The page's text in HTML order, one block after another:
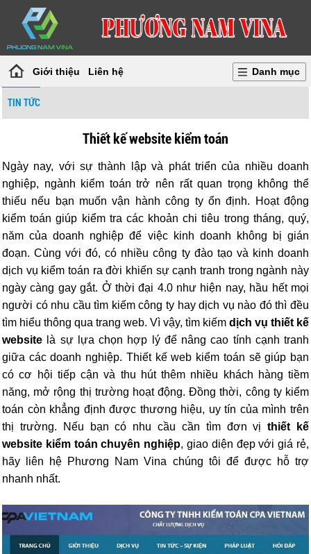
Giới thiệu Liên hệ Danh mục
TIN TỨC
Thiết kế website kiểm toán
Ngày nay, với sự thành lập và phát triển của nhiều doanh
nghiệp, ngành kiểm toán trở nên rất quan trọng không thể
thiếu nếu bạn muốn vận hành công ty ổn định. Hoạt động
kiểm toán giúp kiểm tra các khoản chi tiêu trong tháng, quý,
năm của doanh nghiệp để việc kinh doanh không bị gián
đoạn. Cùng với đó, có nhiều công ty đào tạo và kinh doanh
dịch vụ kiểm toán ra đời khiến sự cạnh tranh trong ngành này
ngày càng gay gắt. Ở thời đại 4.0 như hiện nay, hầu hết mọi
người có nhu cầu tìm kiếm công ty hay dịch vụ nào đó thì đều
tìm hiểu thông qua trang web. Vì vậy, tìm kiếm dịch vụ thiết kế
website là sự lựa chọn hợp lý để nâng cao tính cạnh tranh
giữa các doanh nghiệp. Thiết kế web kiểm toán sẽ giúp bạn
có cơ hội tiếp cận và thu hút thêm nhiều khách hàng tiềm
năng, mở rộng thị trường hoạt động. Đồng thời, công ty kiểm
toán còn khẳng định được thương hiệu, uy tín của mình trên
thị trường. Nếu bạn có nhu cầu cần tìm đơn vịthiết kế
website kiểm toán chuyên nghiệp, giao diện đẹp với giá rẻ,
hãy liên hệ Phương Nam Vina chúng tôi để được hỗ trợ
nhanh nhất.